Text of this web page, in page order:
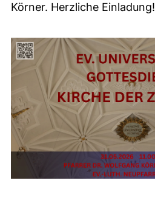
Körner. Herzliche Einladung!